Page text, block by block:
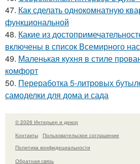
47. Как сделать однокомнатную
функциональной
48. Какие из
включены в список Всемирного
49. Маленькая кухня в стиле
комфорт
50. Переработка 5-литровых
самоделки для дома и сада
© 2026 Интерьер и декор
Контакты
Пользовательское соглашение
Политика конфидециальности
Обратная связь